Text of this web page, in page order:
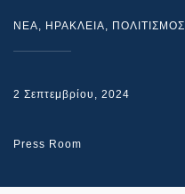
NEA, ΗΡΑΚΛΕΙΑ, ΠΟΛΙΤΙΣΜΟΣ
2 Σεπτεμβρίου, 2024
Press Room